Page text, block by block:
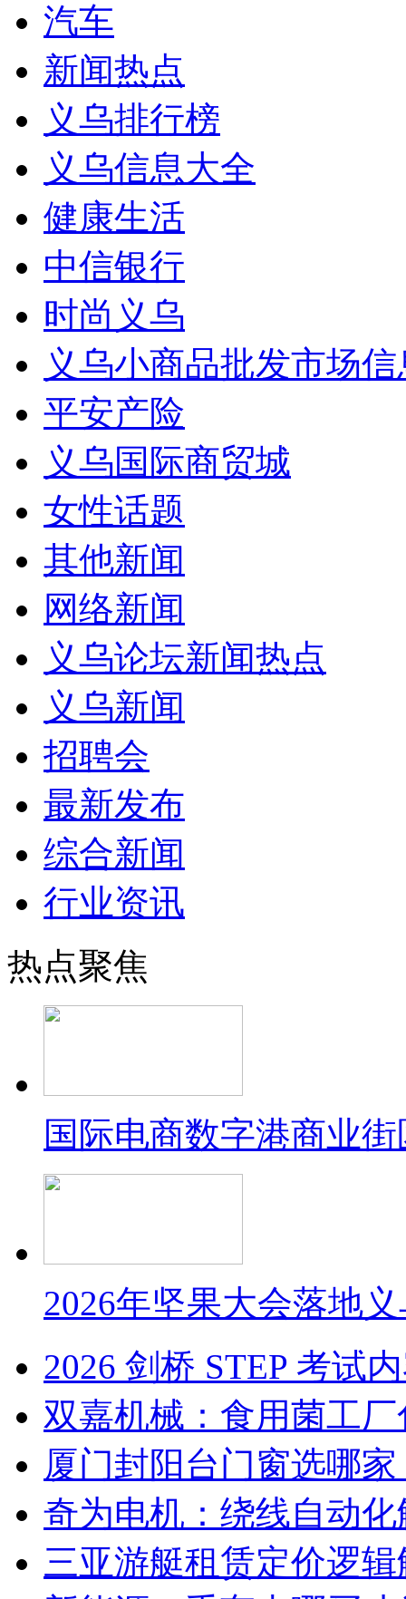
汽车
新闻热点
义乌排行榜
义乌信息大全
健康生活
中信银行
时尚义乌
义乌小商品批发市场
平安产险
义乌国际商贸城
女性话题
其他新闻
网络新闻
义乌论坛新闻热点
义乌新闻
招聘会
最新发布
综合新闻
行业资讯
热点聚焦
国际电商数字港商业
2026年坚果大会落地
2026 剑桥 STEP 考试
双嘉机械：食用菌工
厦门封阳台门窗选哪
奇为电机：绕线自动
三亚游艇租赁定价逻